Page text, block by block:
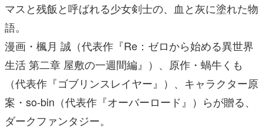
マスと残飯と呼ばれる少女剣士の、血と灰に塗れた物
語。
漫画・楓月 誠（代表作『Re：ゼロから始める異世界
生活 第二章 屋敷の一週間編』）、原作・蝸牛くも
（代表作『ゴブリンスレイヤー』）、キャラクター原
案・so-bin（代表作『オーバーロード』）らが贈る、
ダークファンタジー。